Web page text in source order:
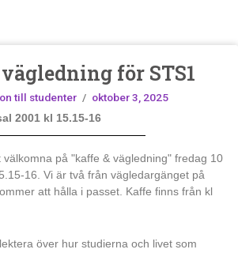
för STS1
till studenter / oktober 3, 2025
2001 kl 15.15-16
välkomna på "kaffe & vägledning" fredag 10
16. Vi är två från vägledargänget på
att hålla i passet. Kaffe finns från kl
över hur studierna och livet som